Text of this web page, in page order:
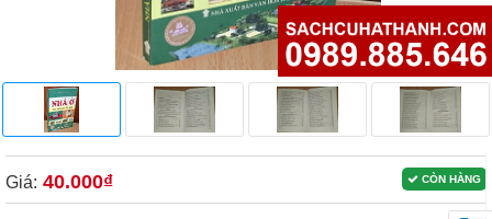
CÒN HÀNG
Giá: 40.000₫